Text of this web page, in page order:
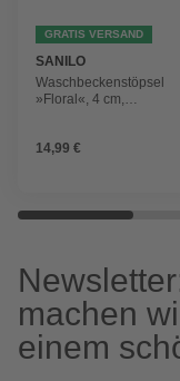
GRATIS VERSAND
SANILO
Waschbeckenstöpsel
»Floral«, 4 cm,
14,99 €
machen
einem